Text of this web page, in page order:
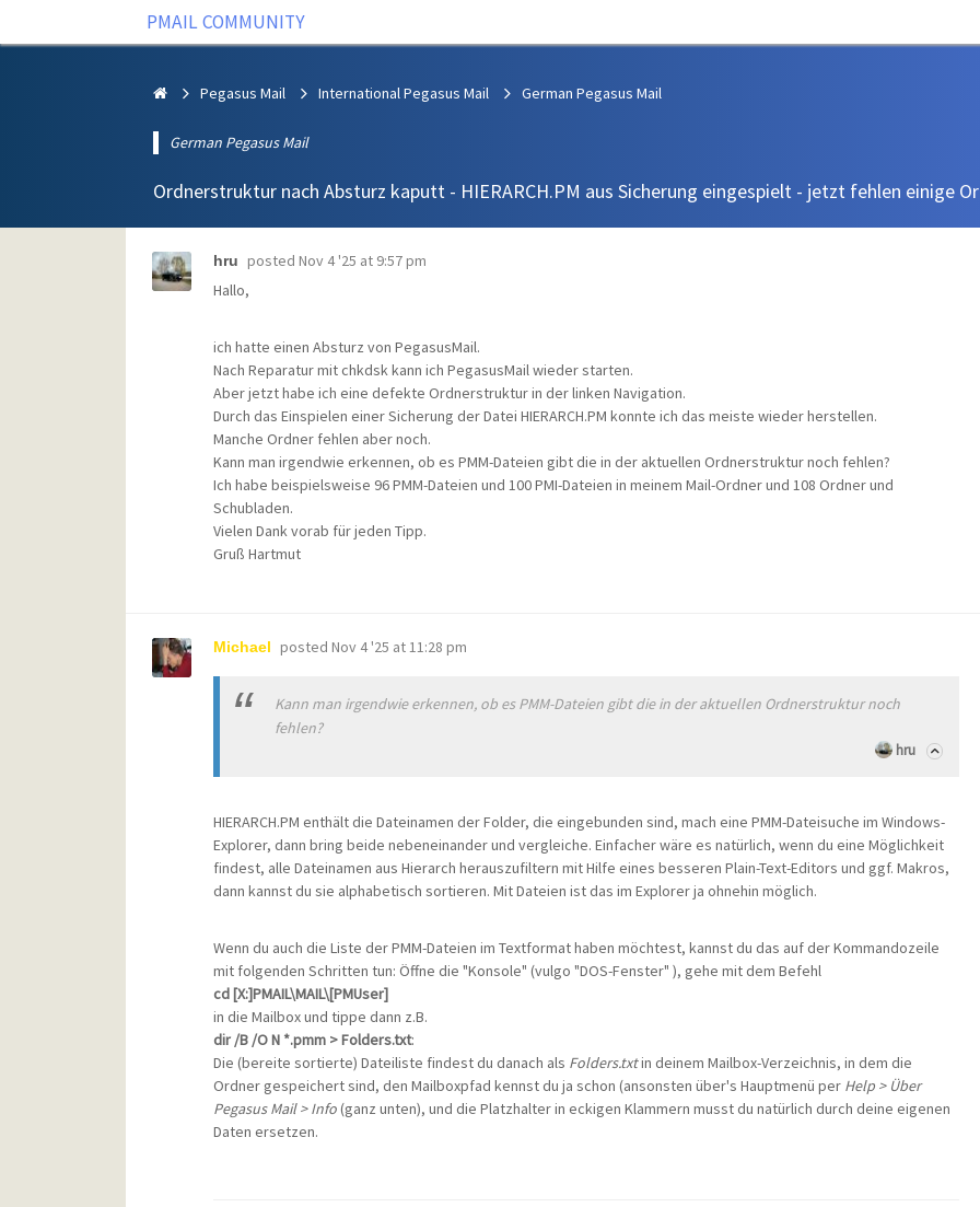
PMAIL COMMUNITY
Pegasus Mail International Pegasus Mail German Pegasus Mail
German Pegasus Mail
Ordnerstruktur nach Absturz kaputt - HIERARCH.PM aus Sicherung eingespielt - jetzt fehlen einige
hru posted Nov 4 '25 at 9:57 pm
Hallo,
ich hatte einen Absturz von PegasusMail.
Nach Reparatur mit chkdsk kann ich PegasusMail wieder starten.
Aber jetzt habe ich eine defekte Ordnerstruktur in der linken Navigation.
Durch das Einspielen einer Sicherung der Datei HIERARCH.PM konnte ich das meiste wieder herstellen.
Manche Ordner fehlen aber noch.
Kann man irgendwie erkennen, ob es PMM-Dateien gibt die in der aktuellen Ordnerstruktur noch fehlen?
Ich habe beispielsweise 96 PMM-Dateien und 100 PMI-Dateien in meinem Mail-Ordner und 108 Ordner und
Schubladen.
Vielen Dank vorab für jeden Tipp.
Gruß Hartmut
Michael posted Nov 4 '25 at 11:28 pm
Kann man irgendwie erkennen, ob es PMM-Dateien gibt die in der aktuellen Ordnerstruktur noch
fehlen?
hru
HIERARCH.PM enthält die Dateinamen der Folder, die eingebunden sind, mach eine PMM-Dateisuche im Windows-
Explorer, dann bring beide nebeneinander und vergleiche. Einfacher wäre es natürlich, wenn du eine Möglichkeit
findest, alle Dateinamen aus Hierarch herauszufiltern mit Hilfe eines besseren Plain-Text-Editors und ggf. Makros,
dann kannst du sie alphabetisch sortieren. Mit Dateien ist das im Explorer ja ohnehin möglich.
Wenn du auch die Liste der PMM-Dateien im Textformat haben möchtest, kannst du das auf der Kommandozeile
mit folgenden Schritten tun: Öffne die "Konsole" (vulgo "DOS-Fenster" ), gehe mit dem Befehl
cd [X:]PMAIL\MAIL\[PMUser]
in die Mailbox und tippe dann z.B.
dir /B /O N *.pmm > Folders.txt:
Die (bereite sortierte) Dateiliste findest du danach als Folders.txtin deinem Mailbox-Verzeichnis, in dem die
Ordner gespeichert sind, den Mailboxpfad kennst du ja schon (ansonsten über's Hauptmenü per Help > Über
Pegasus Mail > Info(ganz unten), und die Platzhalter in eckigen Klammern musst du natürlich durch deine eigenen
Daten ersetzen.